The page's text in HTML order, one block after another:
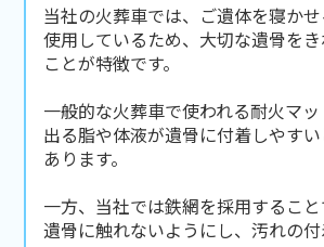
当社の火葬車では、ご遺体を寝か
使用しているため、大切な遺骨を
ことが特徴です。
一般的な火葬車で使われる耐火マ
出る脂や体液が遺骨に付着しやす
あります。
一方、当社では鉄網を採用するこ
遺骨に触れないようにし、汚れの